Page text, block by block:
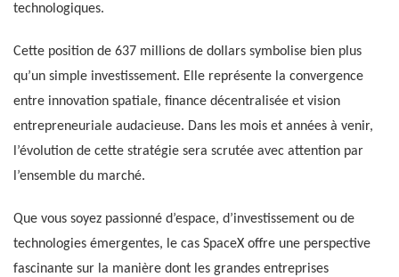
technologiques.
Cette position de 637 millions de dollars symbolise bien plus
qu’un simple investissement. Elle représente la convergence
entre innovation spatiale, finance décentralisée et vision
entrepreneuriale audacieuse. Dans les mois et années à venir,
l’évolution de cette stratégie sera scrutée avec attention par
l’ensemble du marché.
Que vous soyez passionné d’espace, d’investissement ou de
technologies émergentes, le cas SpaceX offre une perspective
fascinante sur la manière dont les grandes entreprises